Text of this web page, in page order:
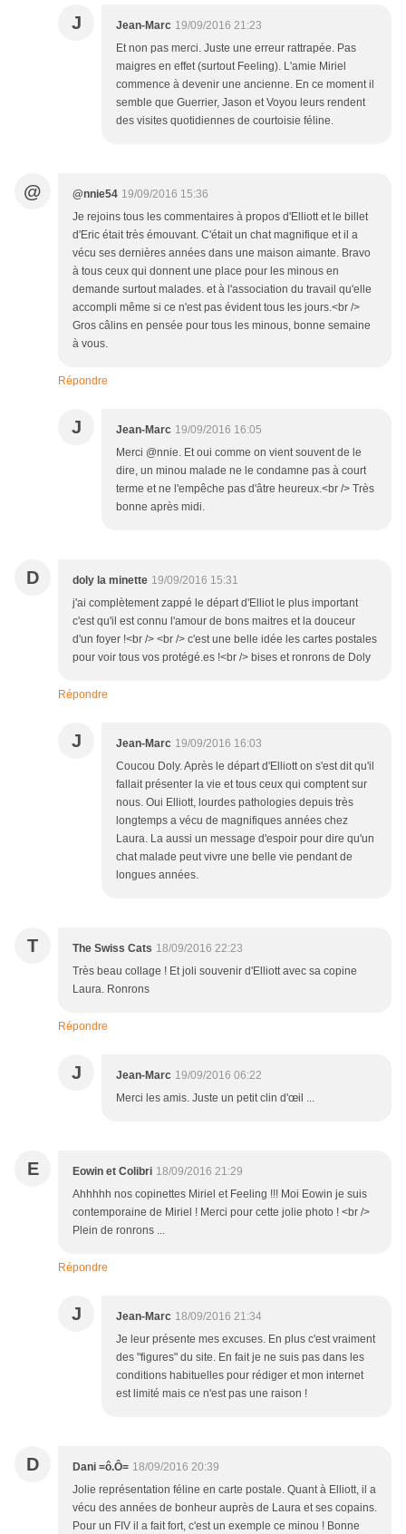
J Jean-Marc 19/09/2016 21:23
Et non pas merci. Juste une erreur rattrapée. Pas
maigres en effet (surtout Feeling). L'amie Miriel
commence à devenir une ancienne. En ce moment il
semble que Guerrier, Jason et Voyou leurs rendent
des visites quotidiennes de courtoisie féline.
@ @nnie54 19/09/2016 15:36
Je rejoins tous les commentaires à propos d'Elliott et le billet
d'Eric était très émouvant. C'était un chat magnifique et il a
vécu ses dernières années dans une maison aimante. Bravo
à tous ceux qui donnent une place pour les minous en
demande surtout malades. et à l'association du travail qu'elle
accompli même si ce n'est pas évident tous les jours.<br />
Gros câlins en pensée pour tous les minous, bonne semaine
à vous.
Répondre
J Jean-Marc 19/09/2016 16:05
Merci @nnie. Et oui comme on vient souvent de le
dire, un minou malade ne le condamne pas à court
terme et ne l'empêche pas d'âtre heureux.<br /> Très
bonne après midi.
D doly la minette 19/09/2016 15:31
j'ai complètement zappé le départ d'Elliot le plus important
c'est qu'il est connu l'amour de bons maitres et la douceur
d'un foyer !<br /> <br /> c'est une belle idée les cartes postales
pour voir tous vos protégé.es !<br /> bises et ronrons de Doly
Répondre
J Jean-Marc 19/09/2016 16:03
Coucou Doly. Après le départ d'Elliott on s'est dit qu'il
fallait présenter la vie et tous ceux qui comptent sur
nous. Oui Elliott, lourdes pathologies depuis très
longtemps a vécu de magnifiques années chez
Laura. La aussi un message d'espoir pour dire qu'un
chat malade peut vivre une belle vie pendant de
longues années.
T The Swiss Cats 18/09/2016 22:23
Très beau collage ! Et joli souvenir d'Elliott avec sa copine
Laura. Ronrons
Répondre
J Jean-Marc 19/09/2016 06:22
Merci les amis. Juste un petit clin d'œil ...
E Eowin et Colibri 18/09/2016 21:29
Ahhhhh nos copinettes Miriel et Feeling !!! Moi Eowin je suis
contemporaine de Miriel ! Merci pour cette jolie photo ! <br />
Plein de ronrons ...
Répondre
J Jean-Marc 18/09/2016 21:34
Je leur présente mes excuses. En plus c'est vraiment
des "figures" du site. En fait je ne suis pas dans les
conditions habituelles pour rédiger et mon internet
est limité mais ce n'est pas une raison !
D Dani =ô.Ô= 18/09/2016 20:39
Jolie représentation féline en carte postale. Quant à Elliott, il a
vécu des années de bonheur auprès de Laura et ses copains.
Pour un FIV il a fait fort, c'est un exemple ce minou ! Bonne